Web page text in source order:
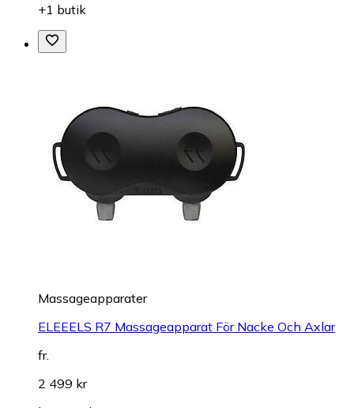
+1 butik
Massageapparater
ELEEELS R7 Massageapparat För Nacke Och Axlar
fr.
2 499 kr